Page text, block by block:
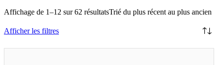
Affichage de 1–12 sur 62 résultatsTrié du plus récent au plus ancien
Afficher les filtres